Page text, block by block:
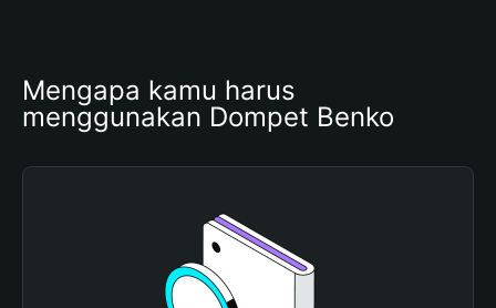
Mengapa kamu harus
menggunakan Dompet Benko